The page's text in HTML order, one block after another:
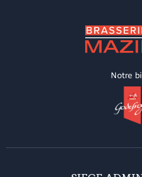
Notre